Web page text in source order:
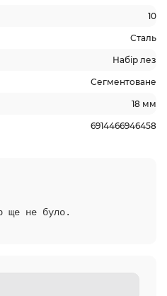
10
Сталь
Набір лез
Сегментоване
18 мм
6914466946458
ще не було.